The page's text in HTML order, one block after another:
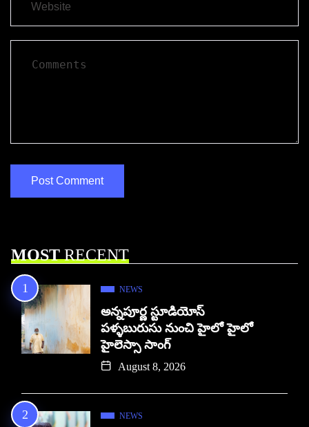
MOSTRECENT
NEWS
అన్నపూర్ణ స్టూడియోస్
పళ్ళబురుసు నుంచి హైలో హైలో
హైలెస్సా సాంగ్
August 8, 2026
NEWS